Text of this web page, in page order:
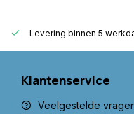
Levering binnen 5
Klantenservice
Veelgestelde